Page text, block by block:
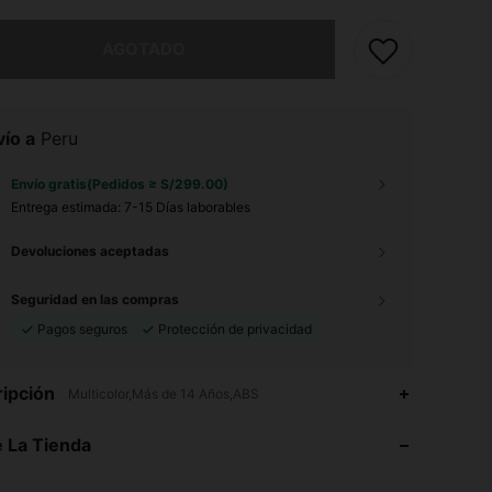
a Peru
Envío gratis(Pedidos ≥ S/299.00)
Entrega estimada: 7-15 Días laborables
Devoluciones aceptadas
Seguridad en las compras
Pagos seguros
Protección de privacidad
Multicolor,Más de 14 Años,ABS
La Tienda
3.85 12
67